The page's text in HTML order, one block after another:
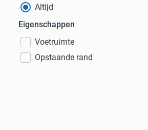
Altijd
Eigenschappen
Voetruimte
Opstaande rand